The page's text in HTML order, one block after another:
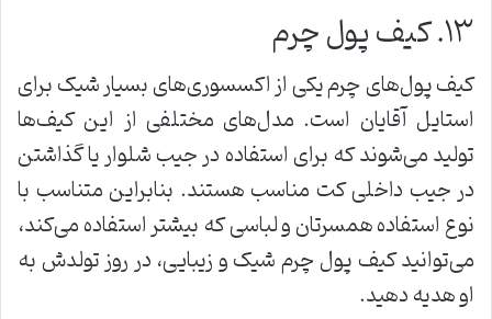
۱۳. کیف پول چرم
کیف پول‌های چرم یکی از اکسسوری‌های بسیار شیک برای
استایل آقایان است. مدل‌های مختلفی از این کیف‌ها
تولید می‌شوند که برای استفاده در جیب شلوار یا گذاشتن
در جیب داخلی کت مناسب هستند. بنابراین متناسب با
نوع استفاده همسرتان و لباسی که بیشتر استفاده می‌کند،
می‌توانید کیف پول چرم شیک و زیبایی، در روز تولدش به
او هدیه دهید.